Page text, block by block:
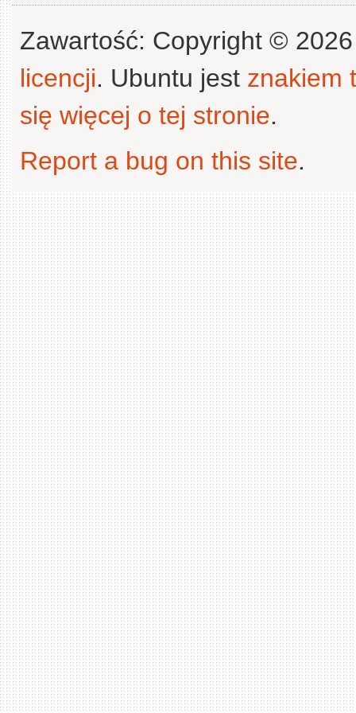
Zawartość: Copyright ©
licencji. Ubuntu jest znakiem
się więcej o tej stronie.
Report a bug on this site.